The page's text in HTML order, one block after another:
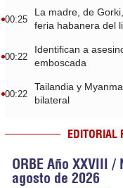
00:25
La madre, de
feria habanera del
00:22
Identifican a
emboscada
00:22
Tailandia y
bilateral
EDITORIAL
ORBE Año XXVIII
agosto de 2026